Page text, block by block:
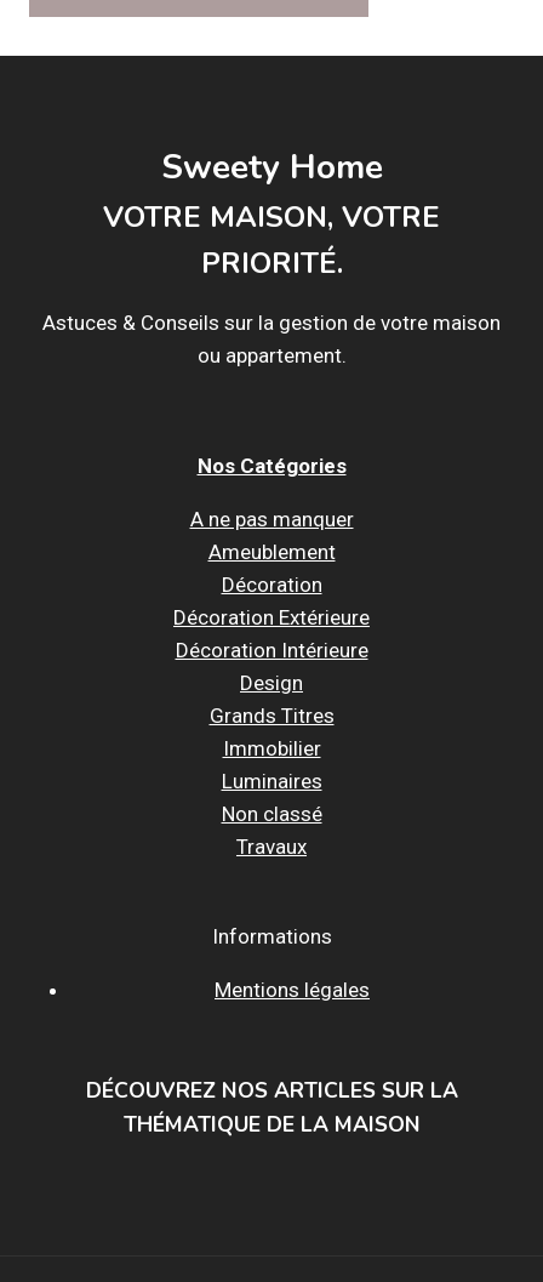
Sweety Home
VOTRE MAISON, VOTRE
PRIORITÉ.
Astuces & Conseils sur la gestion de votre maison
ou appartement.
Nos Catégories
A ne pas manquer
Ameublement
Décoration
Décoration Extérieure
Décoration Intérieure
Design
Grands Titres
Immobilier
Luminaires
Non classé
Travaux
Informations
Mentions légales
DÉCOUVREZ NOS ARTICLES SUR LA
THÉMATIQUE DE LA MAISON